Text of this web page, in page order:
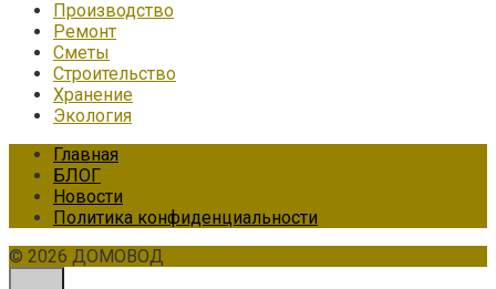
Производство
Ремонт
Сметы
Строительство
Хранение
Экология
Главная
БЛОГ
Новости
Политика конфиденциальности
© 2026 ДОМОВОД